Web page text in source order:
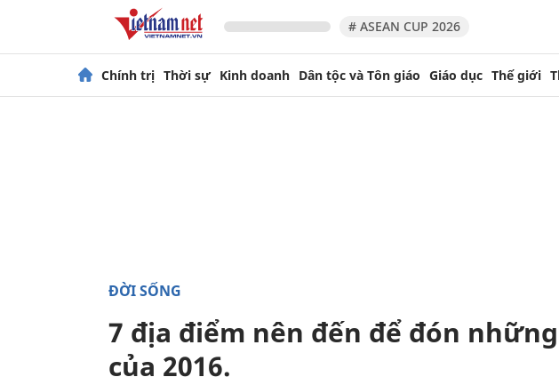
# ASEAN CUP 2026
Chính trị Thời sự Kinh doanh Dân tộc và Tôn giáo Giáo dục Thế giới
ĐỜI SỐNG
7 địa điểm nên đến để đón
của 2016.